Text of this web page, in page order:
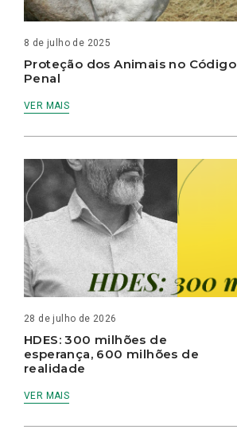
8 de julho de 2025
Proteção dos Animais no Código
Penal
VER MAIS
28 de julho de 2026
HDES: 300 milhões de
esperança, 600 milhões de
realidade
VER MAIS